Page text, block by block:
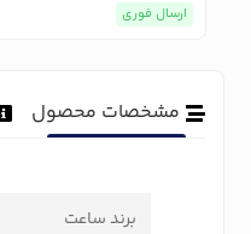
ارسال فوری
مشخصات محصول
برند ساعت